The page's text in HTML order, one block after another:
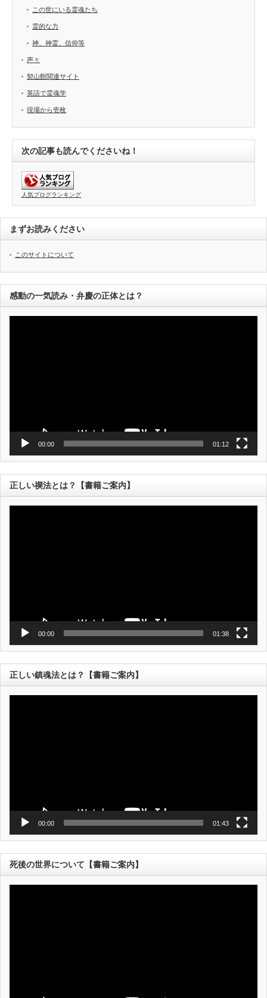
この世にいる霊魂たち
霊的な力
神、神霊、信仰等
声々
契山館関連サイト
英語で霊魂学
現場から壱枚
次の記事も読んでくださいね！
人気ブログランキング
まずお読みください
このサイトについて
感動の一気読み・弁慶の正体とは？
00:00 01:12
正しい禊法とは？【書籍ご案内】
00:00 01:38
正しい鎮魂法とは？【書籍ご案内】
00:00 01:43
死後の世界について【書籍ご案内】